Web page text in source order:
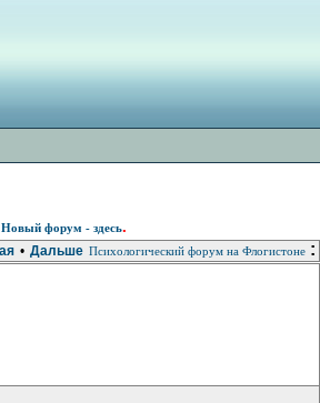
Новый форум - здесь.
Психологический форум на Флогистоне :
• Дальше